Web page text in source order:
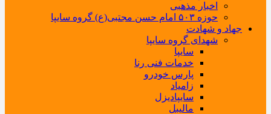
اخبار مذهبی
حوزه ۵۰۳ امام حسن مجتبی(ع) گروه سایپا
جهاد و شهادت
شهدای گروه سایپا
سایپا
خدمات فنی رنا
پارس خودرو
زامیاد
سایپادیزل
مالیبل